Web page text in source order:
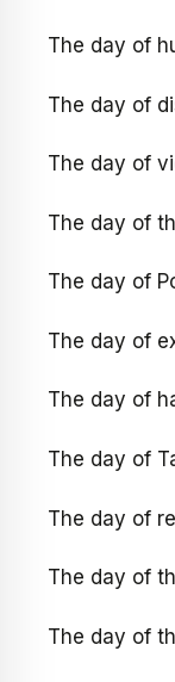
The day of
The day of
The day of
The day of
The day of
The day of
The day of
The day of
The day of
The day of
The day of